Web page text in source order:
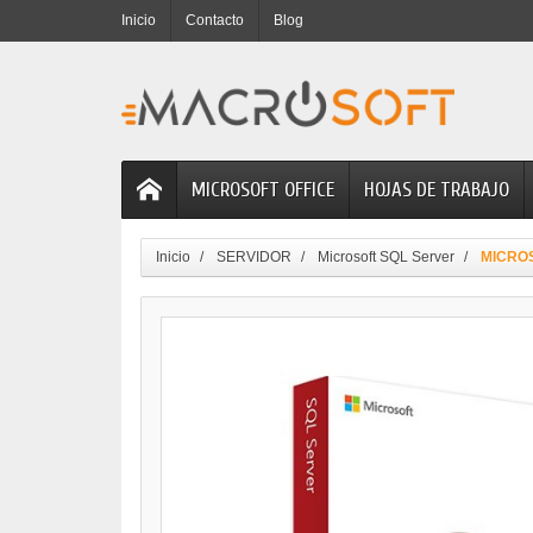
Inicio Contacto Blog
MICROSOFT OFFICE HOJAS DE TRABAJO
Inicio SERVIDOR Microsoft SQL Server